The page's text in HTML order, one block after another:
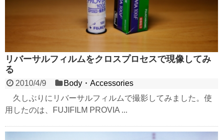
リバーサルフィルムをクロスプロセスで現像してみ
る
2010/4/9
Body・Accessories
久しぶりにリバーサルフィルムで撮影してみました。使
用したのは、FUJIFILM PROVIA ...